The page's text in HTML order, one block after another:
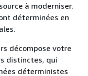
à moderniser.
déterminées en
décompose votre
distinctes, qui
déterministes